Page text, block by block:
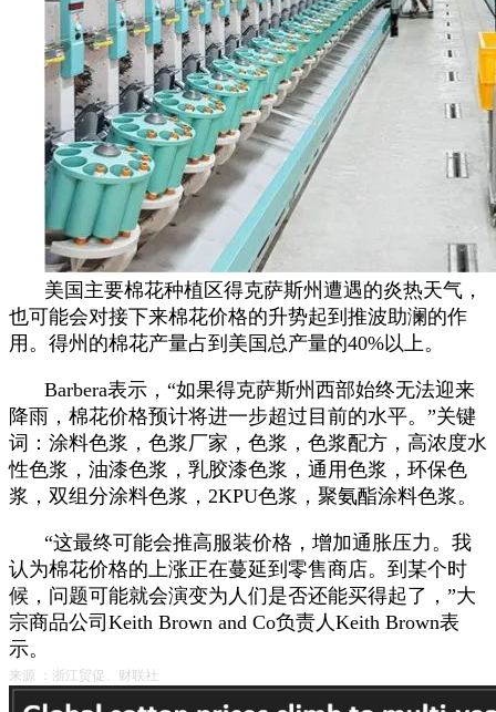
美国主要棉花种植区得克萨斯州遭遇的炎热天气，
也可能会对接下来棉花价格的升势起到推波助澜的作
用。得州的棉花产量占到美国总产量的40%以上。
Barbera表示，“如果得克萨斯州西部始终无法迎来
降雨，棉花价格预计将进一步超过目前的水平。”关键
词：涂料色浆，色浆厂家，色浆，色浆配方，高浓度水
性色浆，油漆色浆，乳胶漆色浆，通用色浆，环保色
浆，双组分涂料色浆，2KPU色浆，聚氨酯涂料色浆。
“这最终可能会推高服装价格，增加通胀压力。我
认为棉花价格的上涨正在蔓延到零售商店。到某个时
候，问题可能就会演变为人们是否还能买得起了，”大
宗商品公司Keith Brown and Co负责人Keith Brown表
示。
来源 ：浙江贸促、财联社